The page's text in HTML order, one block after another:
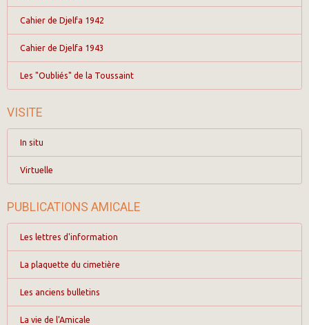
Cahier de Djelfa 1942
Cahier de Djelfa 1943
Les "Oubliés" de la Toussaint
VISITE
In situ
Virtuelle
PUBLICATIONS AMICALE
Les lettres d'information
La plaquette du cimetière
Les anciens bulletins
La vie de l'Amicale